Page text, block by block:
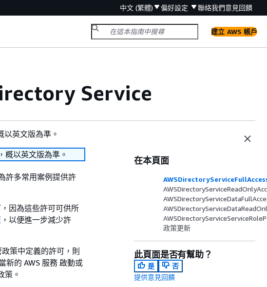
中文 (繁體) 偏好設定 聯絡我們意見回饋
建立 AWS 帳戶
Service
英文版為準。
概以英文版為準。
許多常用案例提供許
因為這些許可可供所
，以便進一步減少許
策中定義的許可，則
新的 AWS 服務 啟動或
策。
在本頁面
政策更新
此頁面是否有幫助？
是
否
提供意見回饋